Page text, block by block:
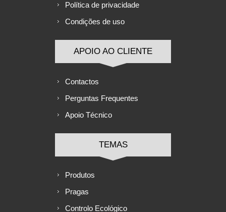
Política de privacidade
Condições de uso
APOIO AO CLIENTE
Contactos
Perguntas Frequentes
Apoio Técnico
TEMAS
Produtos
Pragas
Controlo Ecológico